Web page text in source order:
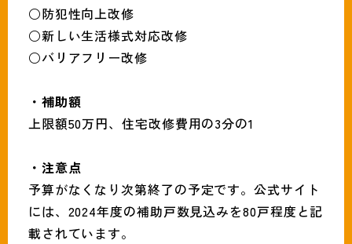
​○防犯性向上改修
​○新しい生活様式対応改修
​○バリアフリー改修
・補助額
上限額50万円、住宅改修費用の3分の1
・注意点
予算がなくなり次第終了の予定です。公式サイト
には、2024年度の補助戸数見込みを80戸程度と記
載されています。